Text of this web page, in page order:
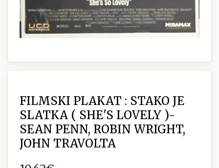
FILMSKI PLAKAT : STAKO JE
SLATKA ( SHE'S LOVELY )-
SEAN PENN, ROBIN WRIGHT,
JOHN TRAVOLTA